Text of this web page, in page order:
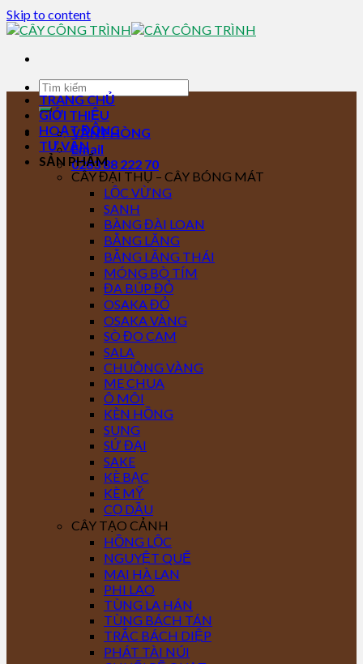
Skip to content
VĂN PHÒNG
Email
0283 88 222 70
TRANG CHỦ
GIỚI THIỆU
HOẠT ĐỘNG
TƯ VẤN
SẢN PHẨM
CÂY ĐẠI THỤ – CÂY BÓNG MÁT
LỘC VỪNG
SANH
BÀNG ĐÀI LOAN
BẰNG LĂNG
BẰNG LĂNG THÁI
MÓNG BÒ TÍM
ĐA BÚP ĐỎ
OSAKA ĐỎ
OSAKA VÀNG
SÒ ĐO CAM
SALA
CHUÔNG VÀNG
ME CHUA
Ô MÔI
KÈN HỒNG
SUNG
SỨ ĐẠI
SAKE
KÈ BẠC
KÈ MỸ
CỌ DẦU
CÂY TẠO CẢNH
HỒNG LỘC
NGUYỆT QUẾ
MAI HÀ LAN
PHI LAO
TÙNG LA HÁN
TÙNG BÁCH TÁN
TRẮC BÁCH DIỆP
PHÁT TÀI NÚI